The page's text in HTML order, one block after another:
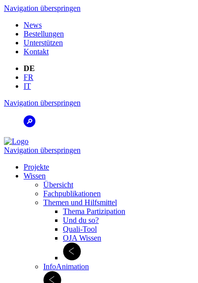
Navigation überspringen
News
Bestellungen
Unterstützen
Kontakt
DE
FR
IT
Navigation überspringen
Navigation überspringen
Projekte
Wissen
Übersicht
Fachpublikationen
Themen und Hilfsmittel
Thema Partizipation
Und du so?
Quali-Tool
OJA Wissen
InfoAnimation